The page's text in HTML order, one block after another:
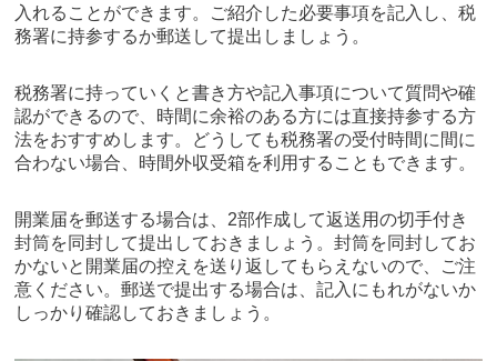
入れることができます。ご紹介した必要事項を記入し、税
務署に持参するか郵送して提出しましょう。
税務署に持っていくと書き方や記入事項について質問や確
認ができるので、時間に余裕のある方には直接持参する方
法をおすすめします。どうしても税務署の受付時間に間に
合わない場合、時間外収受箱を利用することもできます。
開業届を郵送する場合は、2部作成して返送用の切手付き
封筒を同封して提出しておきましょう。封筒を同封してお
かないと開業届の控えを送り返してもらえないので、ご注
意ください。郵送で提出する場合は、記入にもれがないか
しっかり確認しておきましょう。